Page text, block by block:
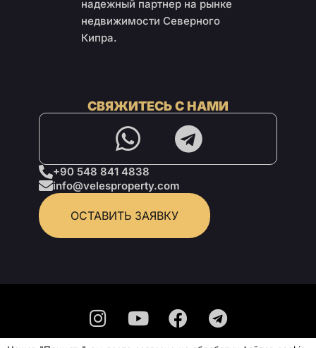
надежный партнер на рынке
недвижимости Северного
Кипра.
СВЯЖИТЕСЬ С НАМИ
+90 548 841 4838
info@velesproperty.com
ОСТАВИТЬ ЗАЯВКУ